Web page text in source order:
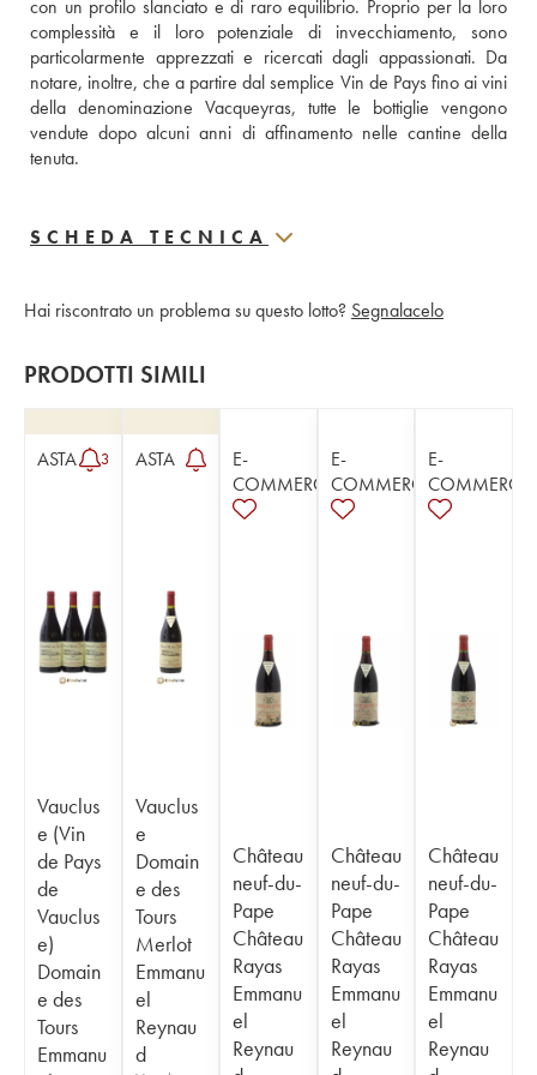
con un profilo slanciato e di raro equilibrio. Proprio per la loro
complessità e il loro potenziale di invecchiamento, sono
particolarmente apprezzati e ricercati dagli appassionati. Da
notare, inoltre, che a partire dal semplice Vin de Pays fino ai vini
della denominazione Vacqueyras, tutte le bottiglie vengono
vendute dopo alcuni anni di affinamento nelle cantine della
tenuta.
SCHEDA TECNICA
Hai riscontrato un problema su questo lotto? Segnalacelo
PRODOTTI SIMILI
ASTA 3
Vauclus
e (Vin
de Pays
de
Vauclus
e)
Domain
e des
Tours
Emmanu
ASTA
Vauclus
e
Domain
e des
Tours
Merlot
Emmanu
el
Reynau
d
E-
COMMERCE
Château
neuf-du-
Pape
Château
Rayas
Emmanu
el
Reynau
E-
COMMERCE
Château
neuf-du-
Pape
Château
Rayas
Emmanu
el
Reynau
E-
COMMERCE
Château
neuf-du-
Pape
Château
Rayas
Emmanu
el
Reynau